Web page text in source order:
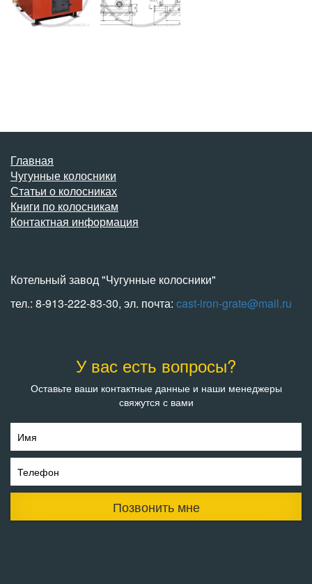
Главная
Чугунные колосники
Статьи о колосниках
Книги по колосникам
Контактная информация
Котельный завод "Чугунные колосники"
тел.: 8-913-222-83-30, эл. почта: cast-iron-grate@mail.ru
У вас есть вопросы?
Оставьте ваши контактные данные и наши менеджеры
свяжутся с вами
Имя
Телефон
Позвонить мне